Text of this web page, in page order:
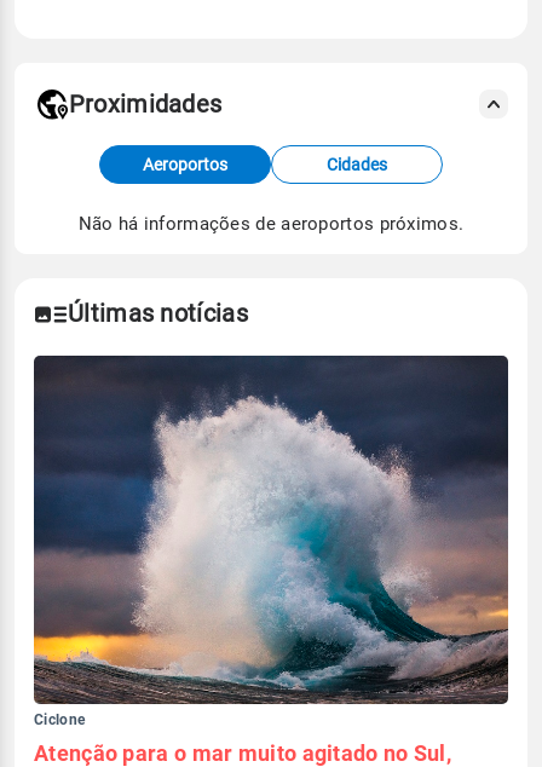
Fonte: dados combinados de estações
meteorológicas e satélite do Centro de Previsão
de Tempo e Estudos Climáticos (CPTEC).
Proximidades
Aeroportos Cidades
Não há informações de aeroportos próximos.
Últimas notícias
Ciclone
Atenção para o mar muito agitado no Sul,